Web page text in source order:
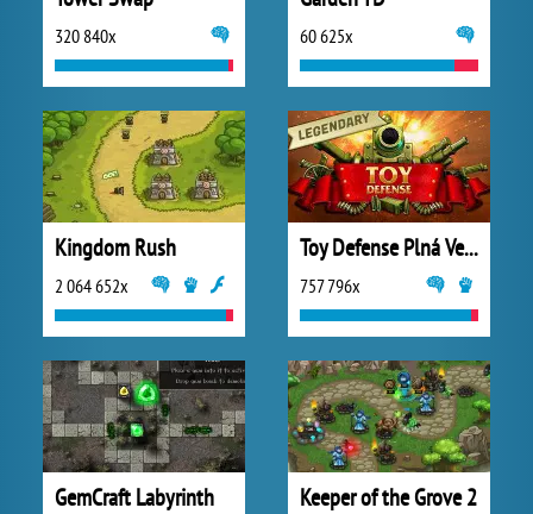
320 840x 60 625x
Kingdom Rush
2 064 652x
Toy Defense Plná Verze
757 796x
GemCraft Labyrinth Keeper of the Grove 2